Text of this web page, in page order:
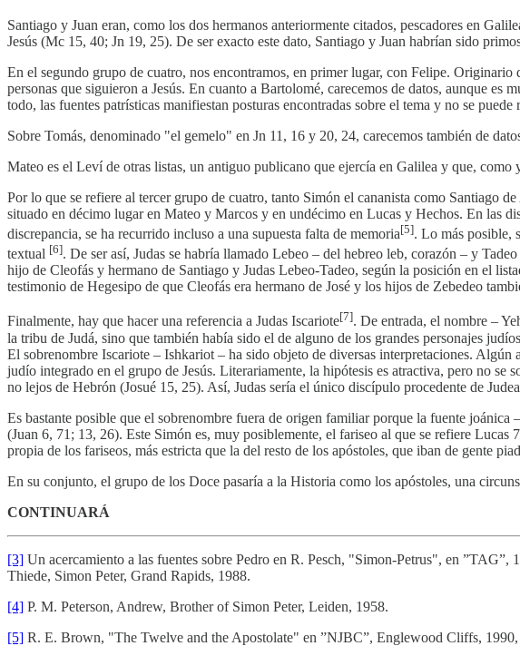
Santiago y Juan eran, como los dos hermanos anteriormente citados, pescadores en
Jesús (Mc 15, 40; Jn 19, 25). De ser exacto este dato, Santiago y Juan habrían sido
En el segundo grupo de cuatro, nos encontramos, en primer lugar, con Felipe.
personas que siguieron a Jesús. En cuanto a Bartolomé, carecemos de datos, aunque
todo, las fuentes patrísticas manifiestan posturas encontradas sobre el tema y no se
Sobre Tomás, denominado "el gemelo" en Jn 11, 16 y 20, 24, carecemos también de
Mateo es el Leví de otras listas, un antiguo publicano que ejercía en Galilea y que, como
Por lo que se refiere al tercer grupo de cuatro, tanto Simón el cananista como Santiago
situado en décimo lugar en Mateo y Marcos y en undécimo en Lucas y Hechos. En las
discrepancia, se ha recurrido incluso a una supuesta falta de memoria[5]. Lo más posible,
textual [6]. De ser así, Judas se habría llamado Lebeo – del hebreo leb, corazón – y
hijo de Cleofás y hermano de Santiago y Judas Lebeo-Tadeo, según la posición en el
testimonio de Hegesipo de que Cleofás era hermano de José y los hijos de Zebedeo
Finalmente, hay que hacer una referencia a Judas Iscariote[7]. De entrada, el nombre –
la tribu de Judá, sino que también había sido el de alguno de los grandes personajes
El sobrenombre Iscariote – Ishkariot – ha sido objeto de diversas interpretaciones.
judío integrado en el grupo de Jesús. Literariamente, la hipótesis es atractiva, pero no
no lejos de Hebrón (Josué 15, 25). Así, Judas sería el único discípulo procedente de
Es bastante posible que el sobrenombre fuera de origen familiar porque la fuente
(Juan 6, 71; 13, 26). Este Simón es, muy posiblemente, el fariseo al que se refiere
propia de los fariseos, más estricta que la del resto de los apóstoles, que iban de gente
En su conjunto, el grupo de los Doce pasaría a la Historia como los apóstoles, una
CONTINUARÁ
[3] Un acercamiento a las fuentes sobre Pedro en R. Pesch, "Simon-Petrus", en
Thiede, Simon Peter, Grand Rapids, 1988.
[4] P. M. Peterson, Andrew, Brother of Simon Peter, Leiden, 1958.
[5] R. E. Brown, "The Twelve and the Apostolate" en ”NJBC”, Englewood Cliffs, 1990,